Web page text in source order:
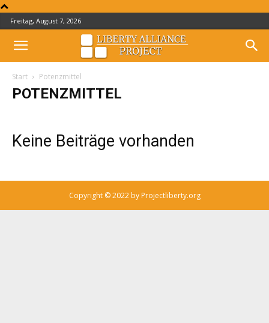
Freitag, August 7, 2026
Start Potenzmittel
POTENZMITTEL
Keine Beiträge vorhanden
Copyright © 2022 by Projectliberty.org